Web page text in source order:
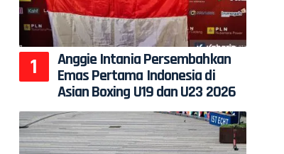
Anggie Intania Persembahkan
Emas Pertama Indonesia di
Asian Boxing U19 dan U23 2026